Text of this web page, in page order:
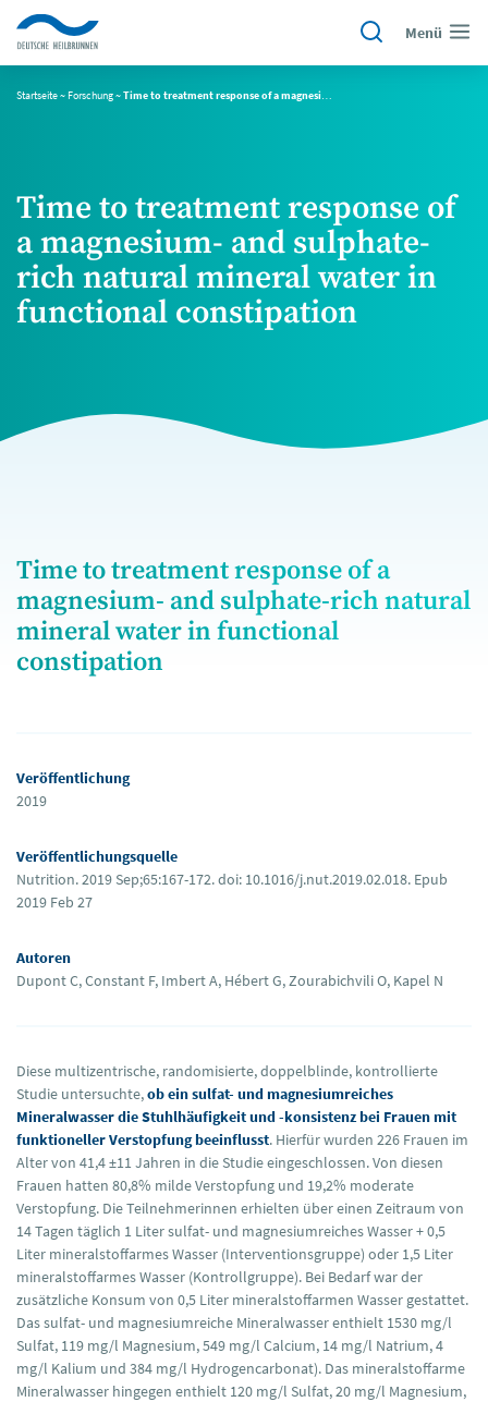
Menü
Startseite~Forschung~Time to treatment response of a magnesium- and sulphate-rich natural mineral water in functional constipation
Time to treatment response of
a magnesium- and sulphate-
rich natural mineral water in
functional constipation
Time to treatment response of a
magnesium- and sulphate-rich natural
mineral water in functional
constipation
Veröffentlichung
2019
Veröffentlichungsquelle
Nutrition. 2019 Sep;65:167-172. doi: 10.1016/j.nut.2019.02.018. Epub
2019 Feb 27
Autoren
Dupont C, Constant F, Imbert A, Hébert G, Zourabichvili O, Kapel N
Diese multizentrische, randomisierte, doppelblinde, kontrollierte
Studie untersuchte,ob ein sulfat- und magnesiumreiches
Mineralwasser die Stuhlhäufigkeit und -konsistenz bei Frauen mit
funktioneller Verstopfung beeinflusst. Hierfür wurden 226 Frauen im
Alter von 41,4 ±11 Jahren in die Studie eingeschlossen. Von diesen
Frauen hatten 80,8% milde Verstopfung und 19,2% moderate
Verstopfung. Die Teilnehmerinnen erhielten über einen Zeitraum von
14 Tagen täglich 1 Liter sulfat- und magnesiumreiches Wasser + 0,5
Liter mineralstoffarmes Wasser (Interventionsgruppe) oder 1,5 Liter
mineralstoffarmes Wasser (Kontrollgruppe). Bei Bedarf war der
zusätzliche Konsum von 0,5 Liter mineralstoffarmen Wasser gestattet.
Das sulfat- und magnesiumreiche Mineralwasser enthielt 1530 mg/l
Sulfat, 119 mg/l Magnesium, 549 mg/l Calcium, 14 mg/l Natrium, 4
mg/l Kalium und 384 mg/l Hydrogencarbonat). Das mineralstoffarme
Mineralwasser hingegen enthielt 120 mg/l Sulfat, 20 mg/l Magnesium,